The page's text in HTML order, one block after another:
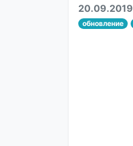
20.09.2019
обновление